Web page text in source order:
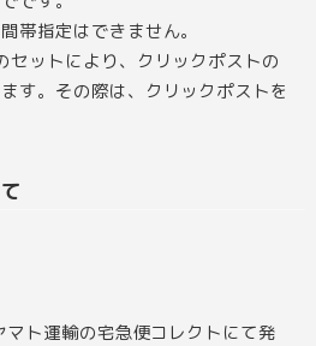
帯指定はできません。
ットにより、クリックポストの
す。その際は、クリックポストを
マト運輸の宅急便コレクトにて発